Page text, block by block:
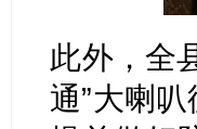
此外，全
通”大喇